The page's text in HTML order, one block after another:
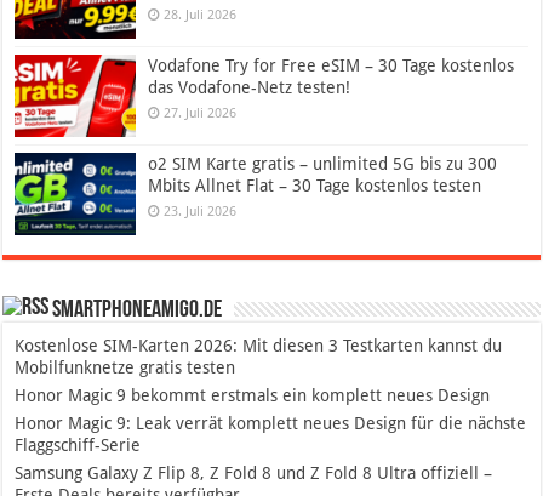
28. Juli 2026
Vodafone Try for Free eSIM – 30 Tage kostenlos
das Vodafone-Netz testen!
27. Juli 2026
o2 SIM Karte gratis – unlimited 5G bis zu 300
Mbits Allnet Flat – 30 Tage kostenlos testen
23. Juli 2026
SmartphoneAmigo.de
Kostenlose SIM-Karten 2026: Mit diesen 3 Testkarten kannst du
Mobilfunknetze gratis testen
Honor Magic 9 bekommt erstmals ein komplett neues Design
Honor Magic 9: Leak verrät komplett neues Design für die nächste
Flaggschiff-Serie
Samsung Galaxy Z Flip 8, Z Fold 8 und Z Fold 8 Ultra offiziell –